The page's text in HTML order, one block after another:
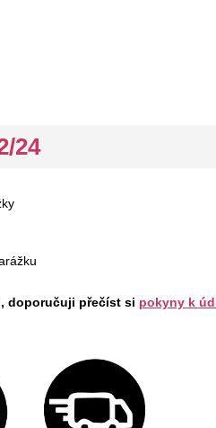
24
doporučuji přečíst si pokyny k